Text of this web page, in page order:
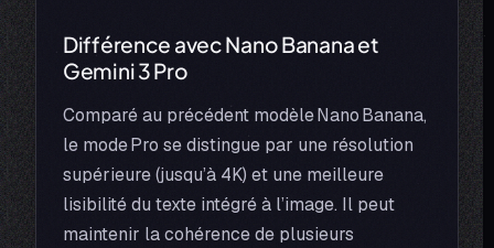
Différence avec Nano Banana et
Gemini 3 Pro
Comparé au précédent modèle Nano Banana,
le mode Pro se distingue par une résolution
supérieure (jusqu’à 4K) et une meilleure
lisibilité du texte intégré à l’image. Il peut
maintenir la cohérence de plusieurs